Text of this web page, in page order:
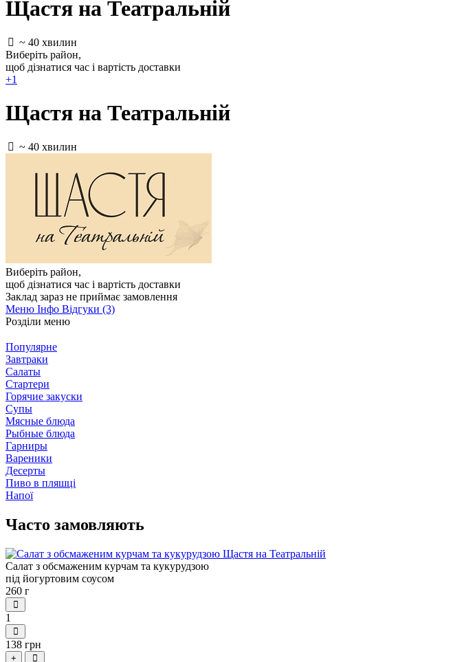
Щастя на Театральній
~ 40 хвилин
Виберіть район,
щоб дізнатися час і вартість доставки
+1
Щастя на Театральній
~ 40 хвилин
Виберіть район,
щоб дізнатися час і вартість доставки
Заклад зараз не приймає замовлення
Меню Інфо Відгуки (3)
Розділи меню
Популярне
Завтраки
Салаты
Стартери
Горячие закуски
Супы
Мясные блюда
Рыбные блюда
Гарниры
Вареники
Десерты
Пиво в пляшці
Напої
Часто замовляють
Салат з обсмаженим курчам та кукурудзою
під йогуртовим соусом
260 г
1
138 грн
+